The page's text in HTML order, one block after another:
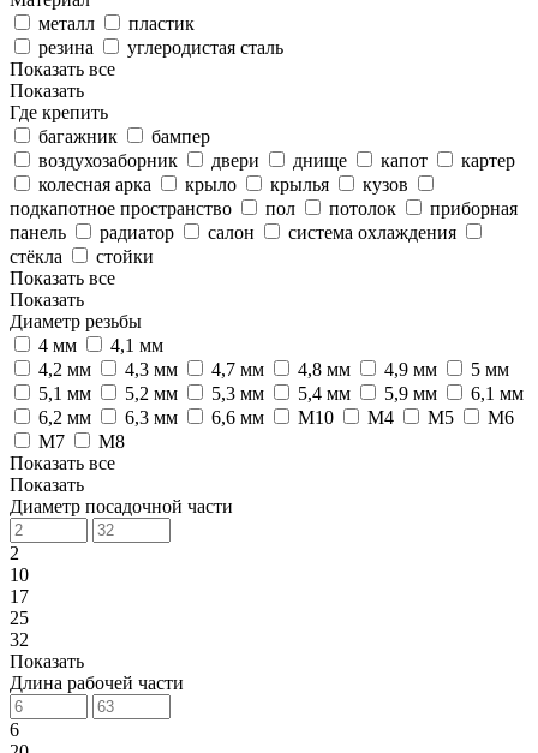
металл
пластик
резина
углеродистая сталь
Показать все
Показать
Где крепить
багажник
бампер
воздухозаборник
двери днище капот
картер
колесная арка
крыло крылья
кузов
подкапотное пространство
пол потолок
приборная
панель
радиатор салон
система охлаждения
стёкла
стойки
Показать все
Показать
Диаметр резьбы
4 мм
4,1 мм
4,2 мм
4,3 мм 4,7 мм 4,8 мм 4,9 мм
5 мм
5,1 мм
5,2 мм 5,3 мм 5,4 мм 5,9 мм
6,1 мм
6,2 мм
6,3 мм 6,6 мм M10 M4 M5
M6
M7
M8
Показать все
Показать
Диаметр посадочной части
2
10
17
25
32
Показать
Длина рабочей части
6